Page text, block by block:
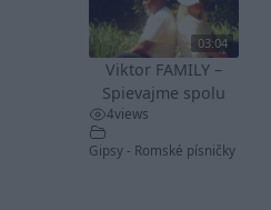
03:04
Viktor FAMILY –
Spievajme spolu
4views
Gipsy - Romské písničky